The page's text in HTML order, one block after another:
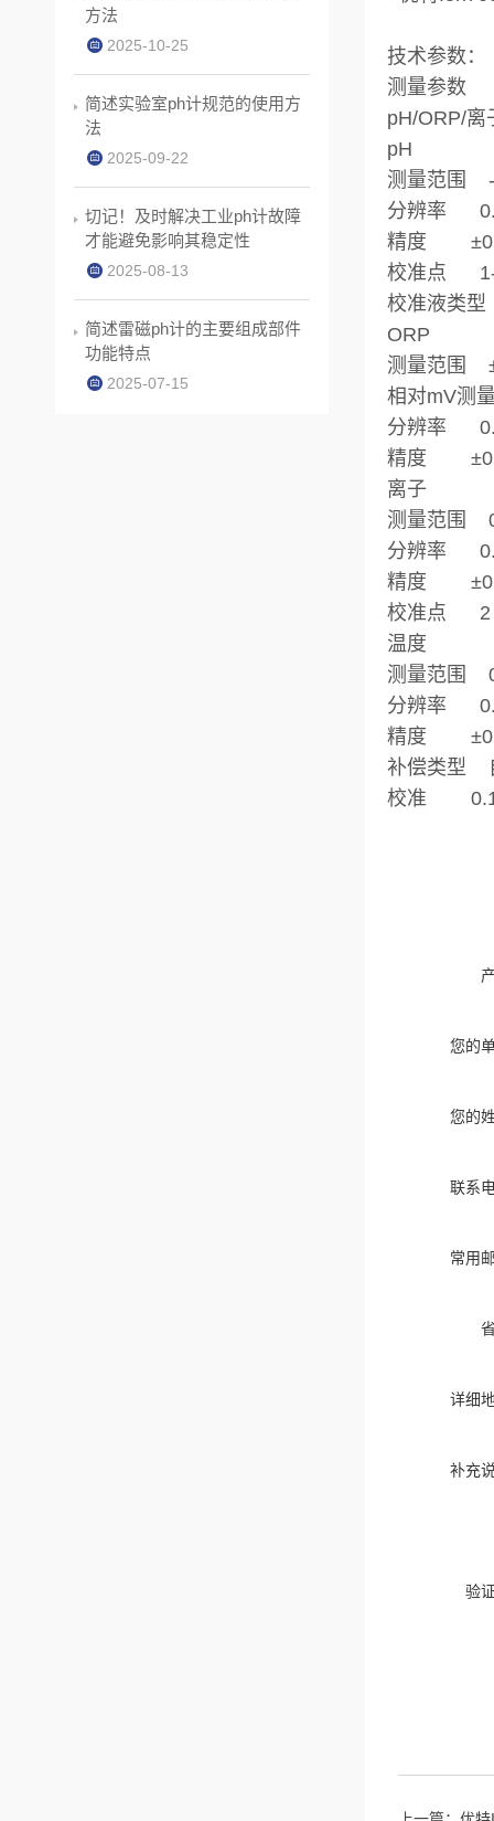
技术参数：
测量参数
pH/ORP/离
pH
测量范围 -
分辨率
精度
校准点
校准液类
ORP
测量范围
相对mV测
分辨率 0.1
精度 ±0.2
离子
测量范围
分辨率
精度 ±0.5
校准点 2
温度
测量范围
分辨率
精度
补偿类型
校准 0.1℃
您的
您的
联系
常用
详细
补充
验
方法
2025-10-25
简述实验室ph计规范的使用方
法
2025-09-22
切记！及时解决工业ph计故障
才能避免影响其稳定性
2025-08-13
简述雷磁ph计的主要组成部件
功能特点
2025-07-15